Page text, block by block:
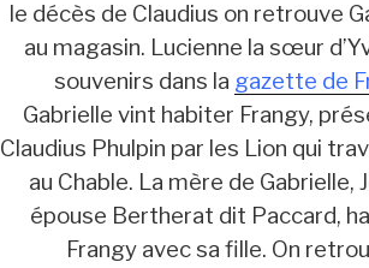
le décès de Claudius on retrouve
au magasin. Lucienne la sœur
souvenirs dans la gazette de
Gabrielle vint habiter Frangy,
Claudius Phulpin par les Lion qui
au Chable. La mère de Gabrielle,
épouse Bertherat dit Paccard,
Frangy avec sa fille. On